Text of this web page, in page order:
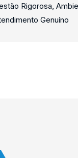
Rigorosa,
Genuíno